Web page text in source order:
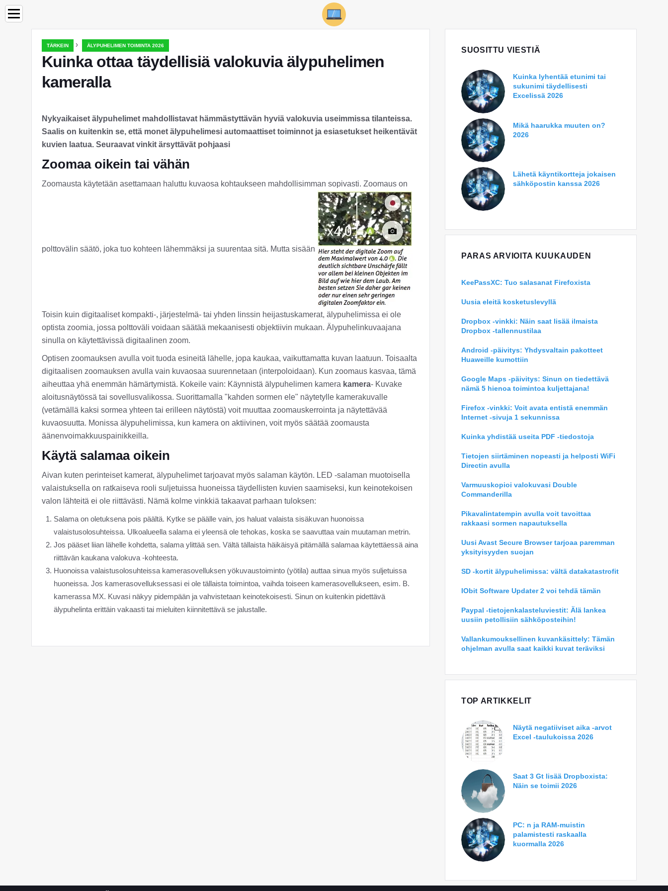
TÄRKEIN › ÄLYPUHELIMEN TOIMINTA 2026
Kuinka ottaa täydellisiä valokuvia älypuhelimen
kameralla
Nykyaikaiset älypuhelimet mahdollistavat hämmästyttävän hyviä valokuvia useimmissa tilanteissa.
Saalis on kuitenkin se, että monet älypuhelimesi automaattiset toiminnot ja esiasetukset heikentävät
kuvien laatua. Seuraavat vinkit ärsyttävät pohjaasi
Zoomaa oikein tai vähän
Zoomausta käytetään asettamaan haluttu kuvaosa kohtaukseen mahdollisimman sopivasti. Zoomaus on
polttovälin säätö, joka tuo kohteen lähemmäksi ja suurentaa sitä. Mutta sisään
Toisin kuin digitaaliset kompakti-, järjestelmä- tai yhden linssin heijastuskamerat, älypuhelimissa ei ole
optista zoomia, jossa polttoväli voidaan säätää mekaanisesti objektiivin mukaan. Älypuhelinkuvaajana
sinulla on käytettävissä digitaalinen zoom.
Optisen zoomauksen avulla voit tuoda esineitä lähelle, jopa kaukaa, vaikuttamatta kuvan laatuun. Toisaalta
digitaalisen zoomauksen avulla vain kuvaosaa suurennetaan (interpoloidaan). Kun zoomaus kasvaa, tämä
aiheuttaa yhä enemmän hämärtymistä. Kokeile vain: Käynnistä älypuhelimen kamera kamera- Kuvake
aloitusnäytössä tai sovellusvalikossa. Suorittamalla "kahden sormen ele" näytetylle kamerakuvalle
(vetämällä kaksi sormea yhteen tai erilleen näytöstä) voit muuttaa zoomauskerrointa ja näytettävää
kuvaosuutta. Monissa älypuhelimissa, kun kamera on aktiivinen, voit myös säätää zoomausta
äänenvoimakkuuspainikkeilla.
Käytä salamaa oikein
Aivan kuten perinteiset kamerat, älypuhelimet tarjoavat myös salaman käytön. LED -salaman muotoisella
valaistuksella on ratkaiseva rooli suljetuissa huoneissa täydellisten kuvien saamiseksi, kun keinotekoisen
valon lähteitä ei ole riittävästi. Nämä kolme vinkkiä takaavat parhaan tuloksen:
Salama on oletuksena pois päältä. Kytke se päälle vain, jos haluat valaista sisäkuvan huonoissa
valaistusolosuhteissa. Ulkoalueella salama ei yleensä ole tehokas, koska se saavuttaa vain muutaman metrin.
Jos pääset liian lähelle kohdetta, salama ylittää sen. Vältä tällaista häikäisyä pitämällä salamaa käytettäessä aina
riittävän kaukana valokuva -kohteesta.
Huonoissa valaistusolosuhteissa kamerasovelluksen yökuvaustoiminto (yötila) auttaa sinua myös suljetuissa
huoneissa. Jos kamerasovelluksessasi ei ole tällaista toimintoa, vaihda toiseen kamerasovellukseen, esim. B.
kamerassa MX. Kuvasi näkyy pidempään ja vahvistetaan keinotekoisesti. Sinun on kuitenkin pidettävä
älypuhelinta erittäin vakaasti tai mieluiten kiinnitettävä se jalustalle.
SUOSITTU VIESTIÄ
Kuinka lyhentää etunimi tai
sukunimi täydellisesti
Excelissä 2026
Mikä haarukka muuten on?
2026
Lähetä käyntikortteja jokaisen
sähköpostin kanssa 2026
PARAS ARVIOITA KUUKAUDEN
KeePassXC: Tuo salasanat Firefoxista
Uusia eleitä kosketuslevyllä
Dropbox -vinkki: Näin saat lisää ilmaista
Dropbox -tallennustilaa
Android -päivitys: Yhdysvaltain pakotteet
Huaweille kumottiin
Google Maps -päivitys: Sinun on tiedettävä
nämä 5 hienoa toimintoa kuljettajana!
Firefox -vinkki: Voit avata entistä enemmän
Internet -sivuja 1 sekunnissa
Kuinka yhdistää useita PDF -tiedostoja
Tietojen siirtäminen nopeasti ja helposti WiFi
Directin avulla
Varmuuskopioi valokuvasi Double
Commanderilla
Pikavalintatempin avulla voit tavoittaa
rakkaasi sormen napautuksella
Uusi Avast Secure Browser tarjoaa paremman
yksityisyyden suojan
SD -kortit älypuhelimissa: vältä datakatastrofit
IObit Software Updater 2 voi tehdä tämän
Paypal -tietojenkalasteluviestit: Älä lankea
uusiin petollisiin sähköposteihin!
Vallankumouksellinen kuvankäsittely: Tämän
ohjelman avulla saat kaikki kuvat teräviksi
TOP ARTIKKELIT
Näytä negatiiviset aika -arvot
Excel -taulukoissa 2026
Saat 3 Gt lisää Dropboxista:
Näin se toimii 2026
PC: n ja RAM-muistin
palamistesti raskaalla
kuormalla 2026